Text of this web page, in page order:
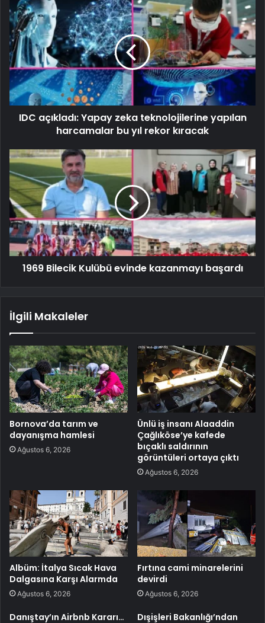
IDC açıkladı: Yapay zeka teknolojilerine yapılan
harcamalar bu yıl rekor kıracak
1969 Bilecik Kulübü evinde kazanmayı başardı
İlgili Makaleler
Bornova’da tarım ve
dayanışma hamlesi
Ağustos 6, 2026
Ünlü iş insanı Alaaddin
Çağlıköse’ye kafede
bıçaklı saldırının
görüntüleri ortaya çıktı
Ağustos 6, 2026
Albüm: İtalya Sıcak Hava
Dalgasına Karşı Alarmda
Ağustos 6, 2026
Fırtına cami minarelerini
devirdi
Ağustos 6, 2026
Danıştay’ın Airbnb Kararı…
Dışişleri Bakanlığı’ndan